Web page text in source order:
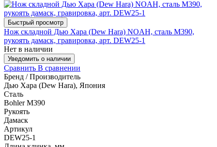
Быстрый просмотр
Нож складной Дью Хара (Dew Hara) NOAH, сталь M390,
рукоять дамаск, гравировка, арт. DEW25-1
Нет в наличии
Уведомить о наличии
Сравнить В сравнении
Бренд / Производитель
Дью Хара (Dew Hara), Япония
Сталь
Bohler M390
Рукоять
Дамаск
Артикул
DEW25-1